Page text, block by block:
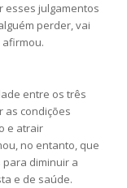
esses julgamentos
perder, vai
afirmou.
entre os três
as condições
e atrair
no entanto, que
diminuir a
e de saúde.